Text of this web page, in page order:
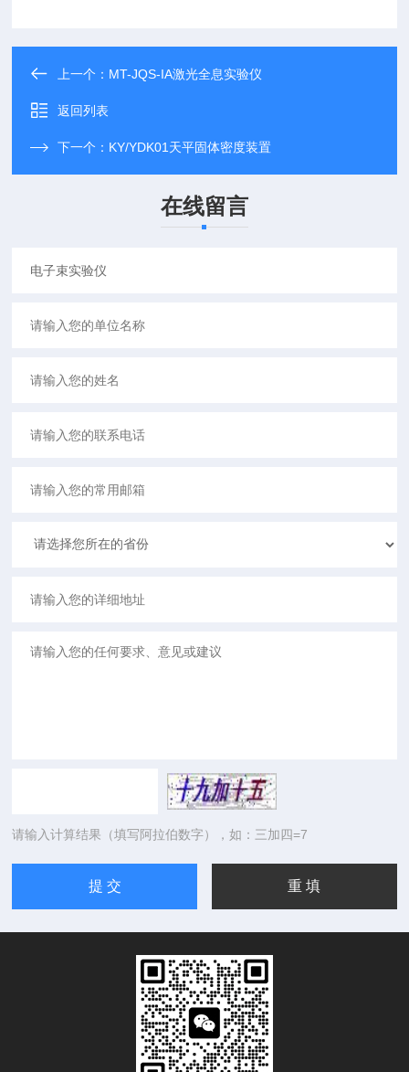
上一个： MT-JQS-IA激光全息实验仪
返回列表
下一个： KY/YDK01天平固体密度装置
在线留言
请输入计算结果（填写阿拉伯数字），如：三加四=7